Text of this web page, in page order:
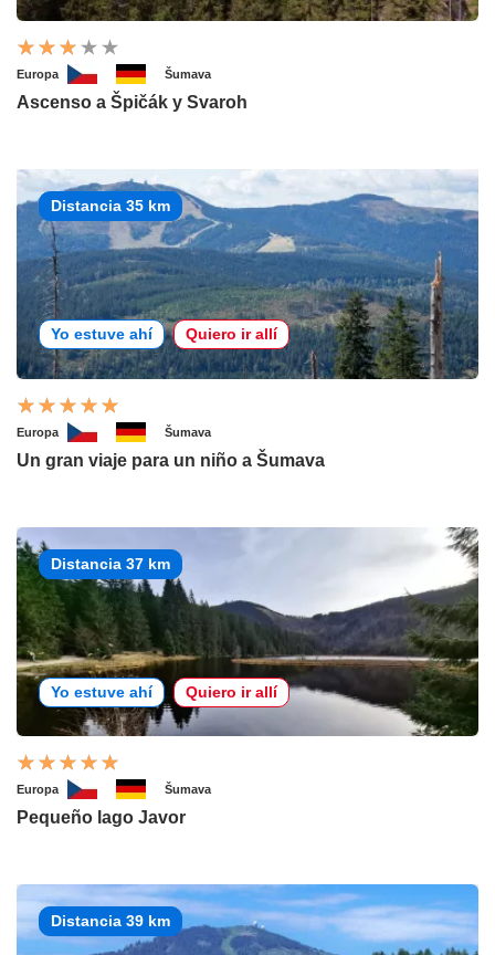
Europa Šumava
Ascenso a Špičák y Svaroh
Distancia 35 km
Yo estuve ahí Quiero ir allí
Europa Šumava
Un gran viaje para un niño a Šumava
Distancia 37 km
Yo estuve ahí Quiero ir allí
Europa Šumava
Pequeño lago Javor
Distancia 39 km